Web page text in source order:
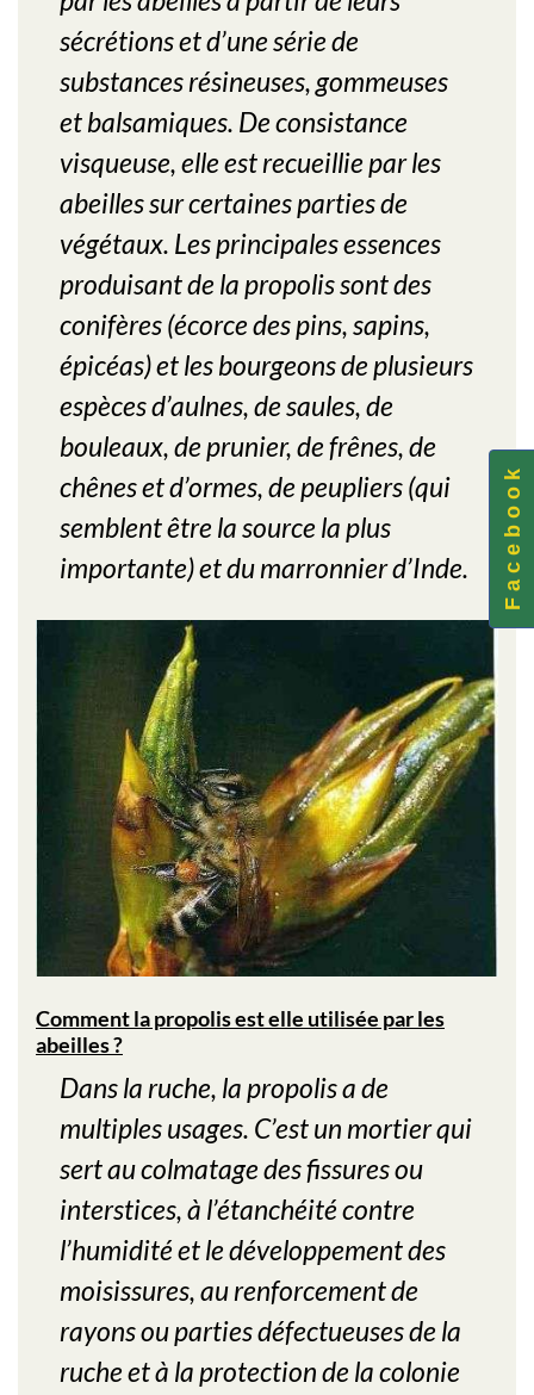
sécrétions et d’une série de
substances résineuses, gommeuses
et balsamiques. De consistance
visqueuse, elle est recueillie par les
abeilles sur certaines parties de
végétaux. Les principales essences
produisant de la propolis sont des
conifères (écorce des pins, sapins,
épicéas) et les bourgeons de plusieurs
espèces d’aulnes, de saules, de
bouleaux, de prunier, de frênes, de
chênes et d’ormes, de peupliers (qui
semblent être la source la plus
importante) et du marronnier d’Inde.
Comment la propolis est elle utilisée par les
abeilles ?
Dans la ruche, la propolis a de
multiples usages. C’est un mortier qui
sert au colmatage des fissures ou
interstices, à l’étanchéité contre
l’humidité et le développement des
moisissures, au renforcement de
rayons ou parties défectueuses de la
ruche et à la protection de la colonie
F a c e b o o k